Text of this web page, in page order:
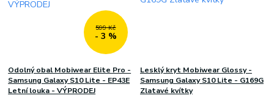
599 Kč
- 3 %
Odolný obal Mobiwear Elite Pro -
Samsung Galaxy S10 Lite - EP43E
Letní louka - VÝPRODEJ
Lesklý kryt Mobiwear Glossy -
Samsung Galaxy S10 Lite - G169G
Zlatavé kvítky